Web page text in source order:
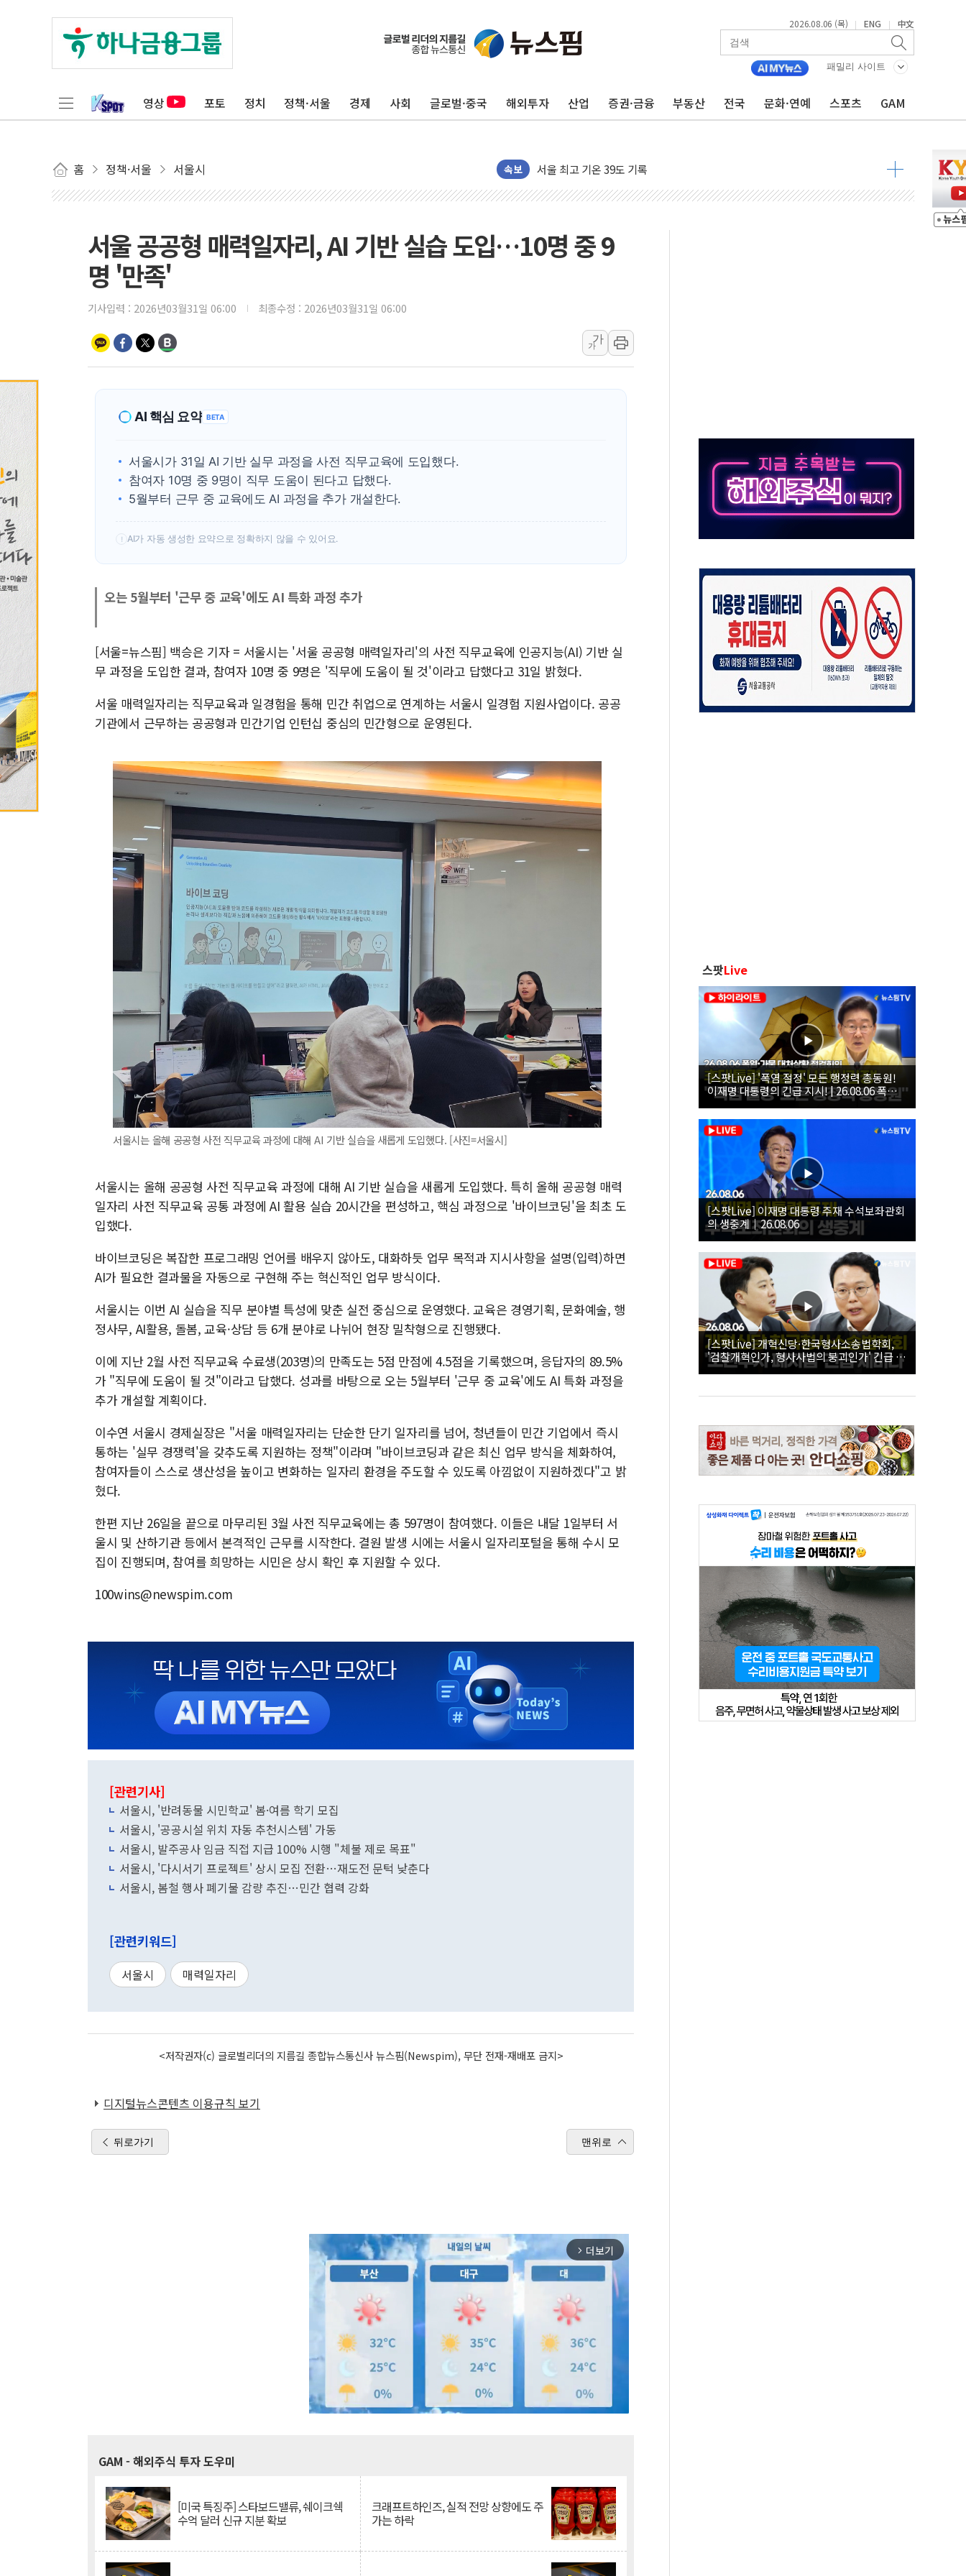
2026.08.06 (목) | ENG | 中文
패밀리 사이트
영상 포토 정치 정책·서울 경제 사회 글로벌·중국 해외투자 산업 증권·금융 부동산 전국 문화·연예 스포츠 GAM
홈 정책·서울 서울시 속보
오세훈 "서민 전·월세 외면한 세제개편"…용산공원 훼손 안 돼
보훈부 "노태우 참배 계획 없다"…전직 대통령 예우 대상 제외·국민 정서 고려
오세훈 '여론조사 대납' 항소심 21일 첫 공판…1심은 시장직 상실형
현대百 지주체제 '마지막 퍼즐'…현대홈쇼핑 1.2조 투자자산 떼낸다
청와대 "조희대 대법원장 탄핵 공감, 사실 아니다…대법관 신속 제청 해야"
서울 최고 기온 39도 기록
인도, 차량 간 통신시스템 장착 의무화 추진..."업계 성장 저해" 우려도
무역선부터 요트까지...관세청, 해상 마약밀수 '3중 차단'
서연컴퍼니, 시드 투자 유치…일본·동남아 사업 확대
피치 "韓 코스피 약세 장기화 시 주택수요 위축 우려"
서울 공공형 매력일자리, AI 기반 실습 도입…10명 중 9
명 '만족'
기사입력 : 2026년03월31일 06:00 최종수정 : 2026년03월31일 06:00
가
가
AI 핵심 요약 BETA
서울시가 31일 AI 기반 실무 과정을 사전 직무교육에 도입했다.
참여자 10명 중 9명이 직무 도움이 된다고 답했다.
5월부터 근무 중 교육에도 AI 과정을 추가 개설한다.
! AI가 자동 생성한 요약으로 정확하지 않을 수 있어요.
오는 5월부터 '근무 중 교육'에도 AI 특화 과정 추가
[서울=뉴스핌] 백승은 기자 = 서울시는 '서울 공공형 매력일자리'의 사전 직무교육에 인공지능(AI) 기반 실
무 과정을 도입한 결과, 참여자 10명 중 9명은 '직무에 도움이 될 것'이라고 답했다고 31일 밝혔다.
서울 매력일자리는 직무교육과 일경험을 통해 민간 취업으로 연계하는 서울시 일경험 지원사업이다. 공공
기관에서 근무하는 공공형과 민간기업 인턴십 중심의 민간형으로 운영된다.
서울시는 올해 공공형 사전 직무교육 과정에 대해 AI 기반 실습을 새롭게 도입했다. [사진=서울시]
서울시는 올해 공공형 사전 직무교육 과정에 대해 AI 기반 실습을 새롭게 도입했다. 특히 올해 공공형 매력
일자리 사전 직무교육 공통 과정에 AI 활용 실습 20시간을 편성하고, 핵심 과정으로 '바이브코딩'을 최초 도
입했다.
바이브코딩은 복잡한 프로그래밍 언어를 배우지 않아도, 대화하듯 업무 목적과 지시사항을 설명(입력)하면
AI가 필요한 결과물을 자동으로 구현해 주는 혁신적인 업무 방식이다.
서울시는 이번 AI 실습을 직무 분야별 특성에 맞춘 실전 중심으로 운영했다. 교육은 경영기획, 문화예술, 행
정사무, AI활용, 돌봄, 교육·상담 등 6개 분야로 나뉘어 현장 밀착형으로 진행됐다.
이에 지난 2월 사전 직무교육 수료생(203명)의 만족도는 5점 만점에 4.5점을 기록했으며, 응답자의 89.5%
가 "직무에 도움이 될 것"이라고 답했다. 성과를 바탕으로 오는 5월부터 '근무 중 교육'에도 AI 특화 과정을
추가 개설할 계획이다.
이수연 서울시 경제실장은 "서울 매력일자리는 단순한 단기 일자리를 넘어, 청년들이 민간 기업에서 즉시
통하는 '실무 경쟁력'을 갖추도록 지원하는 정책"이라며 "바이브코딩과 같은 최신 업무 방식을 체화하여,
참여자들이 스스로 생산성을 높이고 변화하는 일자리 환경을 주도할 수 있도록 아낌없이 지원하겠다"고 밝
혔다.
한편 지난 26일을 끝으로 마무리된 3월 사전 직무교육에는 총 597명이 참여했다. 이들은 내달 1일부터 서
울시 및 산하기관 등에서 본격적인 근무를 시작한다. 결원 발생 시에는 서울시 일자리포털을 통해 수시 모
집이 진행되며, 참여를 희망하는 시민은 상시 확인 후 지원할 수 있다.
100wins@newspim.com
[관련기사]
서울시, '반려동물 시민학교' 봄·여름 학기 모집
서울시, '공공시설 위치 자동 추천시스템' 가동
서울시, 발주공사 임금 직접 지급 100% 시행 "체불 제로 목표"
서울시, '다시서기 프로젝트' 상시 모집 전환…재도전 문턱 낮춘다
서울시, 봄철 행사 폐기물 감량 추진…민간 협력 강화
[관련키워드]
서울시 매력일자리
<저작권자(c) 글로벌리더의 지름길 종합뉴스통신사 뉴스핌(Newspim), 무단 전재-재배포 금지>
디지털뉴스콘텐츠 이용규칙 보기
뒤로가기 맨위로
arrow_forward_ios 더보기
GAM - 해외주식 투자 도우미
[미국 특징주] 스타보드밸류, 쉐이크쉑
수억 달러 신규 지분 확보
크래프트하인즈, 실적 전망 상향에도 주
가는 하락
스팟Live
[스팟Live] '폭염 절정' 모든 행정력 총동원!
이재명 대통령의 긴급 지시! | 26.08.06 폭염•
가뭄 대처상황 점검회의
[스팟Live] 이재명 대통령 주재 수석보좌관회
의 생중계｜26.08.06
[스팟Live] 개혁신당·한국형사소송법학회,
'검찰개혁인가, 형사사법의 붕괴인가' 긴급 세
미나｜26.08.06